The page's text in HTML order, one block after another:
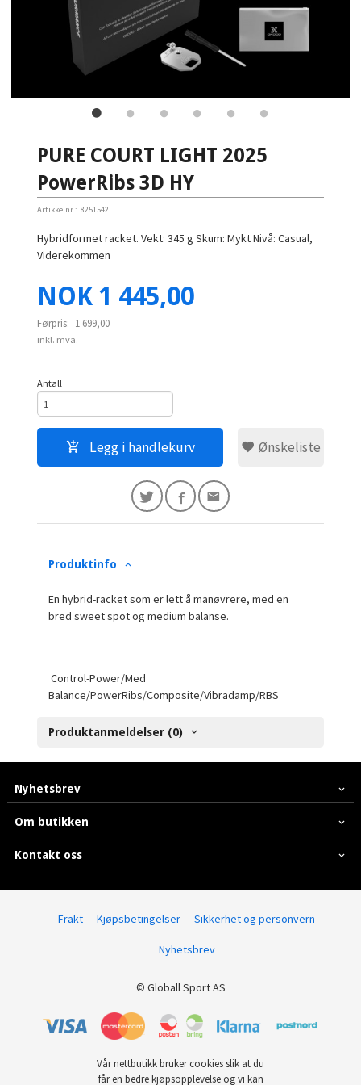
PURE COURT LIGHT 2025
PowerRibs 3D HY
Artikkelnr.: 8251542
Hybridformet racket. Vekt: 345 g Skum: Mykt Nivå: Casual,
Viderekommen
Tilbud
NOK 1 445,00
Førpris: 1 699,00
inkl. mva.
Antall
Legg i handlekurv Ønskeliste
Produktinfo
En hybrid-racket som er lett å manøvrere, med en
bred sweet spot og medium balanse.
Control-Power/Med
Balance/PowerRibs/Composite/Vibradamp/RBS
Produktanmeldelser (0)
Nyhetsbrev
Om butikken
Kontakt oss
Frakt Kjøpsbetingelser Sikkerhet og personvern
Nyhetsbrev
© Globall Sport AS
Vår nettbutikk bruker cookies slik at du
får en bedre kjøpsopplevelse og vi kan